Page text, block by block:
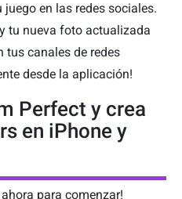
en las redes sociales.
tu nueva foto actualizada
tus canales de redes
desde la aplicación!
Perfect y crea
en iPhone y
para comenzar!